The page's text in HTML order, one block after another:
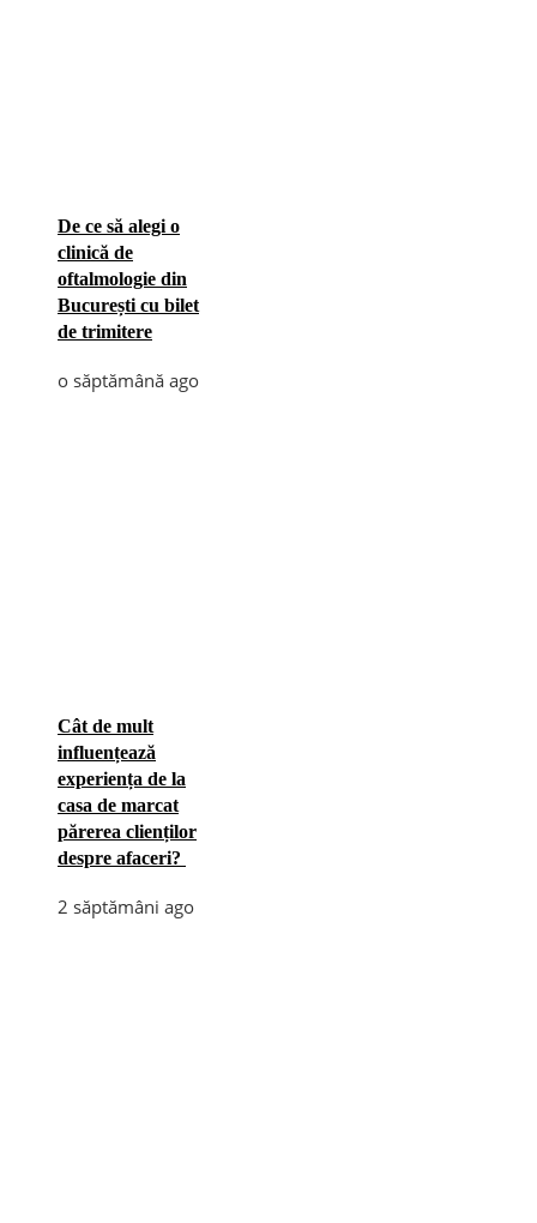
De ce să alegi o
clinică de
oftalmologie din
București cu bilet
de trimitere
o săptămână ago
Cât de mult
influențează
experiența de la
casa de marcat
părerea clienților
despre afaceri?
2 săptămâni ago